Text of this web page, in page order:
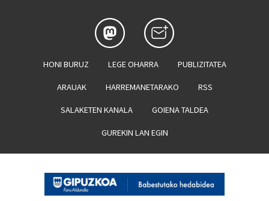
HONI BURUZ LEGE OHARRA PUBLIZITATEA
ARAUAK HARREMANETARAKO RSS
SALAKETEN KANALA GOIENA TALDEA
GUREKIN LAN EGIN